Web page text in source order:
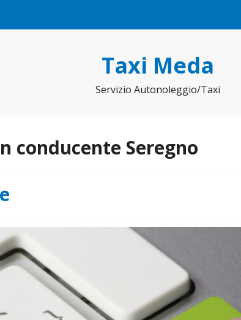
Taxi Meda
Servizio Autonoleggio/Taxi
conducente Seregno